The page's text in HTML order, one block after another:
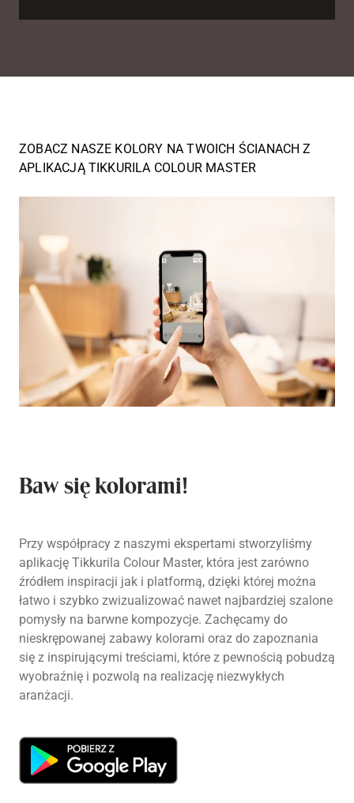
ZOBACZ NASZE KOLORY NA TWOICH ŚCIANACH Z
APLIKACJĄ TIKKURILA COLOUR MASTER
Baw się kolorami!
Przy współpracy z naszymi ekspertami stworzyliśmy
aplikację Tikkurila Colour Master, która jest zarówno
źródłem inspiracji jak i platformą, dzięki której można
łatwo i szybko zwizualizować nawet najbardziej szalone
pomysły na barwne kompozycje. Zachęcamy do
nieskrępowanej zabawy kolorami oraz do zapoznania
się z inspirującymi treściami, które z pewnością pobudzą
wyobraźnię i pozwolą na realizację niezwykłych
aranżacji.